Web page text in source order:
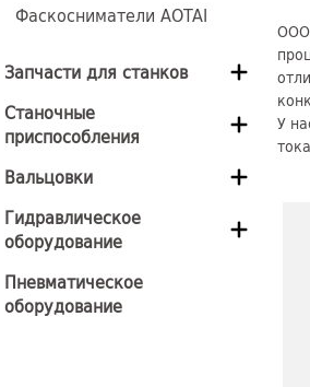
Фаскосниматели AOTAI
Запчасти для станков
Станочные
приспособления
Вальцовки
Гидравлическое
оборудование
Пневматическое
оборудование
ООО
У